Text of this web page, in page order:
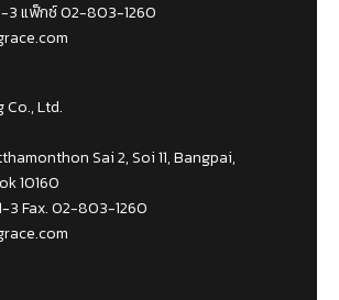
3 แฟ็กซ์ 02-803-1260
Co., Ltd.
Sai 2, Soi 11, Bangpai,
10160
3 Fax. 02-803-1260